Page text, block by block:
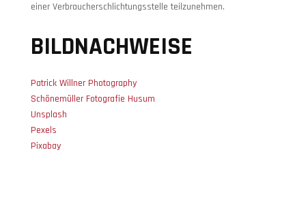
einer Verbraucherschlichtungsstelle teilzunehmen.
BILDNACHWEISE
Patrick Willner Photography
Schönemüller Fotografie Husum
Unsplash
Pexels
Pixabay